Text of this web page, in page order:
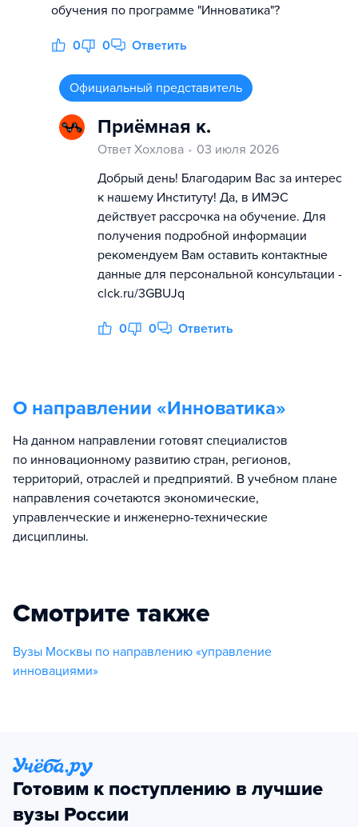
обучения по программе "Инноватика"?
0 0 Ответить
Официальный представитель
Приёмная к.
Ответ Хохлова
03 июля 2026
Добрый день! Благодарим Вас за интерес
к нашему Институту! Да, в ИМЭС
действует рассрочка на обучение. Для
получения подробной информации
рекомендуем Вам оставить контактные
данные для персональной консультации -
clck.ru/3GBUJq
0 0 Ответить
О направлении «Инноватика»
На данном направлении готовят специалистов
по инновационному развитию стран, регионов,
территорий, отраслей и предприятий. В учебном плане
направления сочетаются экономические,
управленческие и инженерно-технические
дисциплины.
Смотрите также
Вузы Москвы по направлению «управление
инновациями»
Готовим к поступлению в лучшие
вузы России